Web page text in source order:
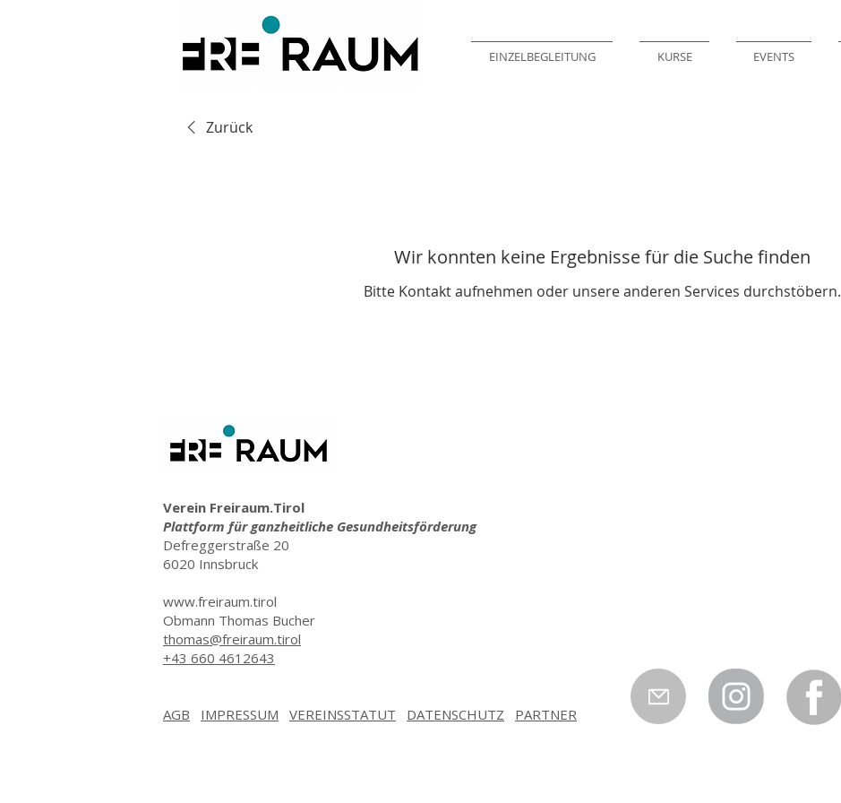
EINZELBEGLEITUNG KURSE EVENTS
Zurück
Wir konnten keine Ergebnisse für die Suche finden
Bitte Kontakt aufnehmen oder unsere anderen Services durchstöbern.
Verein Freiraum.Tirol
Plattform für ganzheitliche Gesundheitsförderung
Defreggerstraße 20
6020 Innsbruck
www.freiraum.tirol
Obmann Thomas Bucher
thomas@freiraum.tirol
+43 660 4612643
AGB IMPRESSUM VEREINSSTATUT DATENSCHUTZ PARTNER